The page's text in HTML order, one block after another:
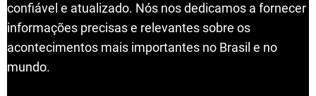
confiável e atualizado. Nós nos dedicamos a fornecer
informações precisas e relevantes sobre os
acontecimentos mais importantes no Brasil e no
mundo.